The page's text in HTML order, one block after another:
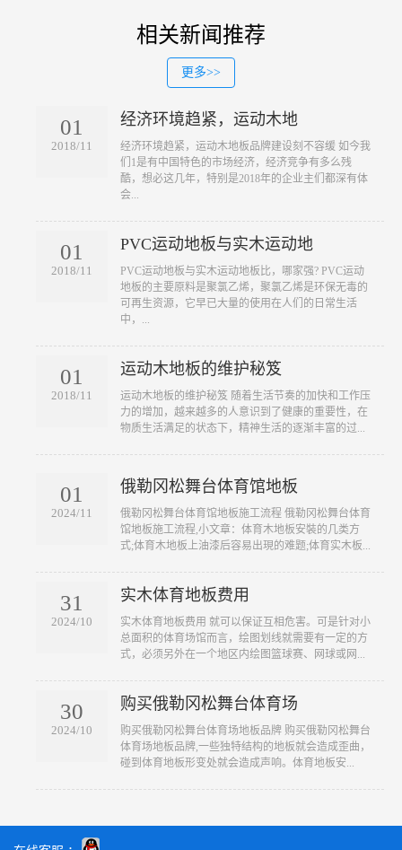
相关新闻推荐
更多>>
01
2018/11
经济环境趋紧，运动木地
​经济环境趋紧，运动木地板品牌建设刻不容缓 如今我
们1是有中国特色的市场经济，经济竞争有多么残
酷，想必这几年，特别是2018年的企业主们都深有体
会...
01
2018/11
PVC运动地板与实木运动地
​PVC运动地板与实木运动地板比，哪家强? PVC运动
地板的主要原料是聚氯乙烯，聚氯乙烯是环保无毒的
可再生资源，它早已大量的使用在人们的日常生活
中，...
01
2018/11
运动木地板的维护秘笈
​运动木地板的维护秘笈 随着生活节奏的加快和工作压
力的增加，越来越多的人意识到了健康的重要性，在
物质生活满足的状态下，精神生活的逐渐丰富的过...
01
2024/11
俄勒冈松舞台体育馆地板
​俄勒冈松舞台体育馆地板施工流程 俄勒冈松舞台体育
馆地板施工流程,小文章：体育木地板安裝的几类方
式;体育木地板上油漆后容易出現的难题;体育实木板...
31
2024/10
实木体育地板费用
​实木体育地板费用 就可以保证互相危害。可是针对小
总面积的体育场馆而言，绘图划线就需要有一定的方
式，必须另外在一个地区内绘图篮球赛、网球或网...
30
2024/10
购买俄勒冈松舞台体育场
​购买俄勒冈松舞台体育场地板品牌 购买俄勒冈松舞台
体育场地板品牌,一些独特结构的地板就会造成歪曲，
碰到体育地板形变处就会造成声响。体育地板安...